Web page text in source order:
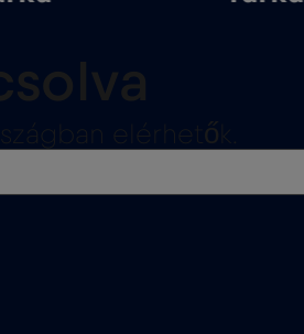
elérhetők.